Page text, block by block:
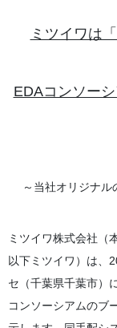
ミツイワは
EDAコンソー
～当社オリジナ
ミツイワ株式会社（
以下ミツイワ）は、
セ（千葉県千葉市）
コンソーシアムのブ